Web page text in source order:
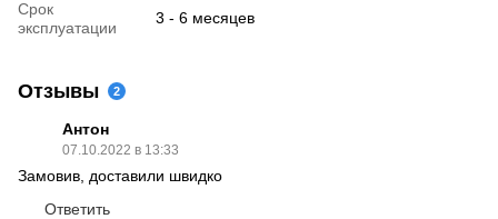
Срок
эксплуатации
3 - 6 месяцев
Отзывы 2
Антон
07.10.2022 в 13:33
Замовив, доставили швидко
Ответить